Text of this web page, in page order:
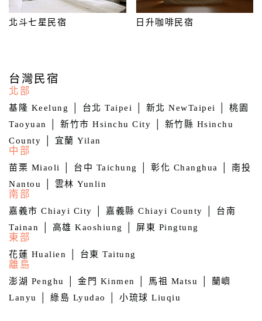
服
Line
線
客
服
紅
查
訂
房
北斗七星民宿 日升咖啡民宿
台灣民宿
北部
基隆 Keelung 台北 Taipei 新北 NewTaipei
桃園
Taoyuan
新竹市 Hsinchu City
新竹縣 Hsinchu
County
宜蘭 Yilan
中部
苗栗 Miaoli 台中 Taichung 彰化 Changhua
南投
Nantou
雲林 Yunlin
南部
嘉義市 Chiayi City 嘉義縣 Chiayi County
台南
Tainan
高雄 Kaoshiung 屏東 Pingtung
東部
花蓮 Hualien 台東 Taitung
離島
澎湖 Penghu 金門 Kinmen 馬祖 Matsu
蘭嶼
Lanyu
綠島 Lyudao 小琉球 Liuqiu